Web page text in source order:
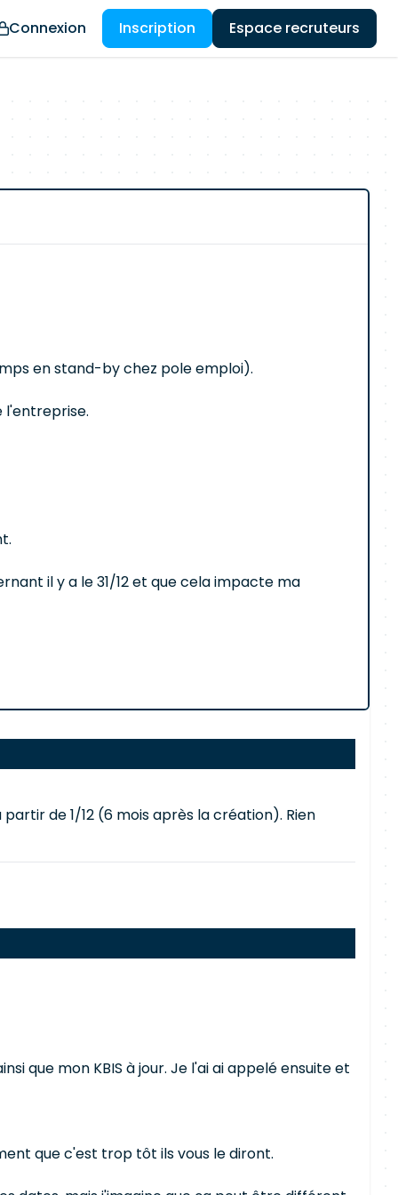
Connexion Inscription Espace recruteurs
en stand-by chez pole emploi).
l'entreprise.
il y a le 31/12 et que cela impacte ma
de 1/12 (6 mois après la création). Rien
que mon KBIS à jour. Je l'ai ai appelé ensuite et
que c'est trop tôt ils vous le diront.